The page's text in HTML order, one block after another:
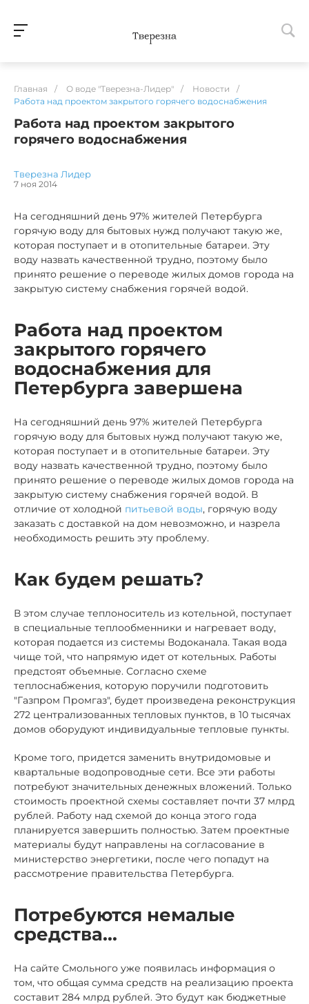
Главная / О воде "Тверезна-Лидер" / Новости
/
Работа над проектом закрытого горячего водоснабжения
Работа над проектом закрытого
горячего водоснабжения
Тверезна Лидер
7 ноя 2014
На сегодняшний день 97% жителей Петербурга
горячую воду для бытовых нужд получают такую же,
которая поступает и в отопительные батареи. Эту
воду назвать качественной трудно, поэтому было
принято решение о переводе жилых домов города на
закрытую систему снабжения горячей водой.
Работа над проектом
закрытого горячего
водоснабжения для
Петербурга завершена
На сегодняшний день 97% жителей Петербурга
горячую воду для бытовых нужд получают такую же,
которая поступает и в отопительные батареи. Эту
воду назвать качественной трудно, поэтому было
принято решение о переводе жилых домов города на
закрытую систему снабжения горячей водой. В
отличие от холодной питьевой воды, горячую воду
заказать с доставкой на дом невозможно, и назрела
необходимость решить эту проблему.
Как будем решать?
В этом случае теплоноситель из котельной, поступает
в специальные теплообменники и нагревает воду,
которая подается из системы Водоканала. Такая вода
чище той, что напрямую идет от котельных. Работы
предстоят объемные. Согласно схеме
теплоснабжения, которую поручили подготовить
"Газпром Промгаз", будет произведена реконструкция
272 централизованных тепловых пунктов, в 10 тысячах
домов оборудуют индивидуальные тепловые пункты.
Кроме того, придется заменить внутридомовые и
квартальные водопроводные сети. Все эти работы
потребуют значительных денежных вложений. Только
стоимость проектной схемы составляет почти 37 млрд
рублей. Работу над схемой до конца этого года
планируется завершить полностью. Затем проектные
материалы будут направлены на согласование в
министерство энергетики, после чего попадут на
рассмотрение правительства Петербурга.
Потребуются немалые
средства...
На сайте Смольного уже появилась информация о
том, что общая сумма средств на реализацию проекта
составит 284 млрд рублей. Это будут как бюджетные